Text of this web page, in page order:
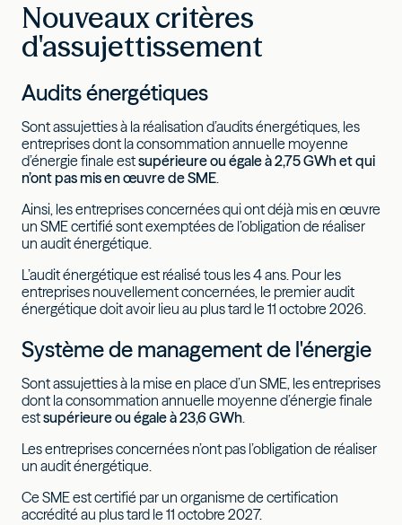
Nouveaux critères
d'assujettissement
Audits énergétiques
Sont assujetties à la réalisation d’audits énergétiques, les
entreprises dont la consommation annuelle moyenne
d’énergie finale estsupérieure ou égale à 2,75 GWhet qui
n’ont pas mis en œuvre de SME.
Ainsi, les entreprises concernées qui ont déjà mis en œuvre
un SME certifié sont exemptées de l’obligation de réaliser
un audit énergétique.
L’audit énergétique est réalisé tous les 4 ans. Pour les
entreprises nouvellement concernées, le premier audit
énergétique doit avoir lieu au plus tard le 11 octobre 2026.
Système de management de l'énergie
Sont assujetties à la mise en place d’un SME, les entreprises
dont la consommation annuelle moyenne d’énergie finale
estsupérieure ou égale à 23,6 GWh.
Les entreprises concernées n’ont pas l’obligation de réaliser
un audit énergétique.
Ce SME est certifié par un organisme de certification
accrédité au plus tard le 11 octobre 2027.